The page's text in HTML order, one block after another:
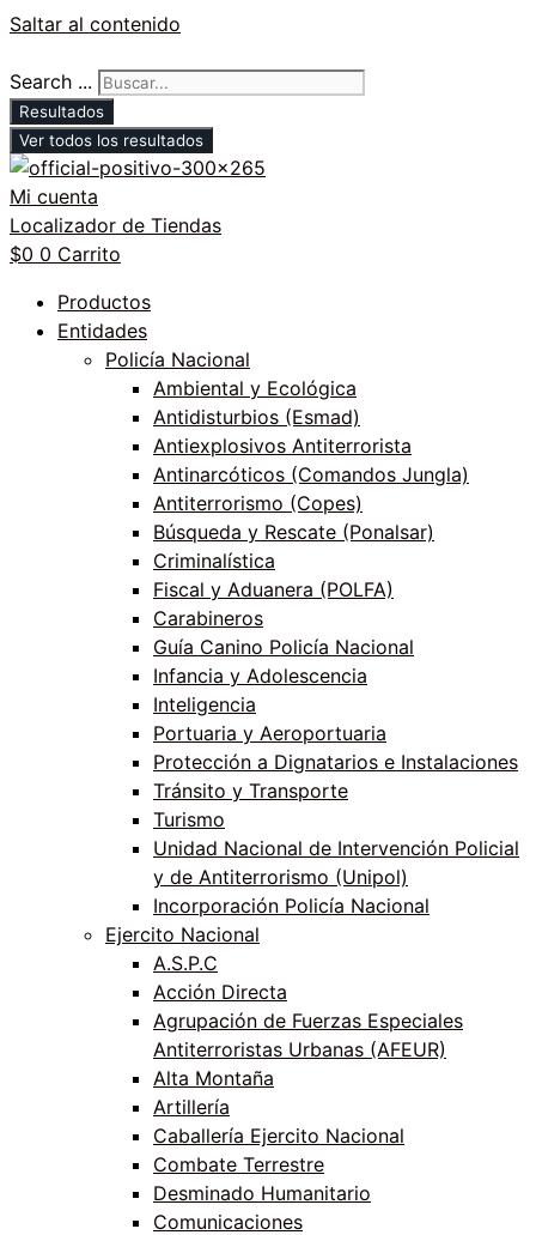
Saltar al contenido
Search ...
Resultados
Ver todos los resultados
Mi cuenta
Localizador de Tiendas
$0 0 Carrito
Productos
Entidades
Policía Nacional
Ambiental y Ecológica
Antidisturbios (Esmad)
Antiexplosivos Antiterrorista
Antinarcóticos (Comandos Jungla)
Antiterrorismo (Copes)
Búsqueda y Rescate (Ponalsar)
Criminalística
Fiscal y Aduanera (POLFA)
Carabineros
Guía Canino Policía Nacional
Infancia y Adolescencia
Inteligencia
Portuaria y Aeroportuaria
Protección a Dignatarios e Instalaciones
Tránsito y Transporte
Turismo
Unidad Nacional de Intervención Policial
y de Antiterrorismo (Unipol)
Incorporación Policía Nacional
Ejercito Nacional
A.S.P.C
Acción Directa
Agrupación de Fuerzas Especiales
Antiterroristas Urbanas (AFEUR)
Alta Montaña
Artillería
Caballería Ejercito Nacional
Combate Terrestre
Desminado Humanitario
Comunicaciones